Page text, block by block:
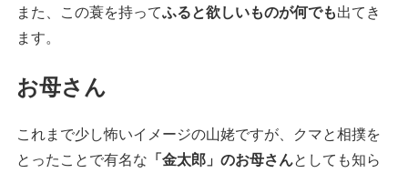
また、この蓑を持ってふると欲しいものが何でも出てき
ます。
お母さん
これまで少し怖いイメージの山姥ですが、クマと相撲を
とったことで有名な 「金太郎」のお母さんとしても知ら